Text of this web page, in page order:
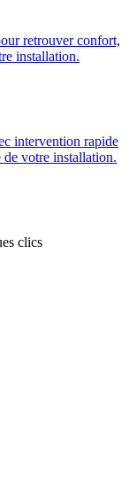
retrouver confort,
installation.
intervention rapide
de votre installation.
clics